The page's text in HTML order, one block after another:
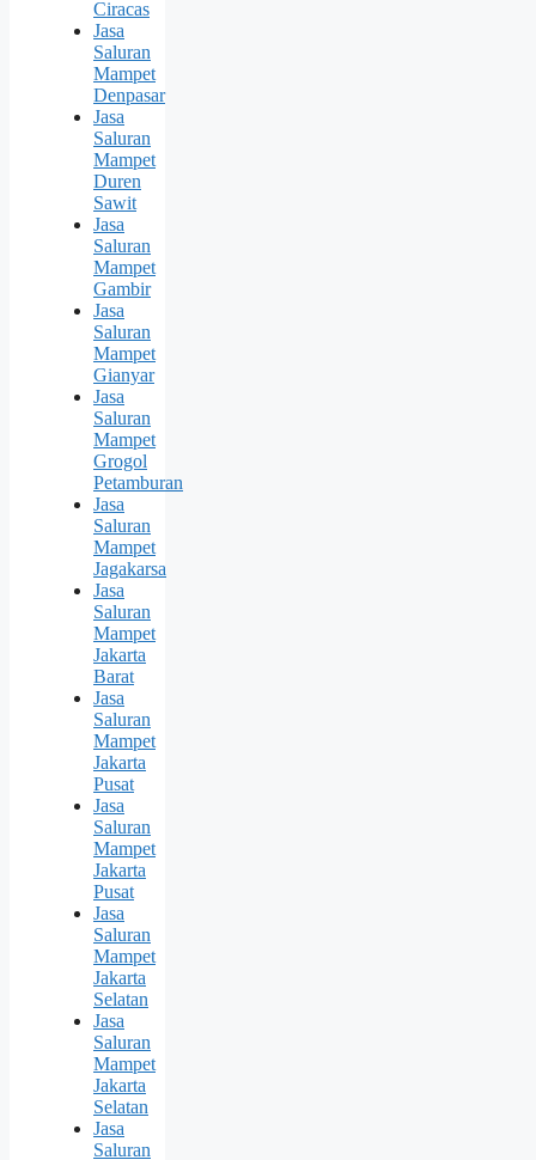
Ciracas
Jasa
Saluran
Mampet
Denpasar
Jasa
Saluran
Mampet
Duren
Sawit
Jasa
Saluran
Mampet
Gambir
Jasa
Saluran
Mampet
Gianyar
Jasa
Saluran
Mampet
Grogol
Petamburan
Jasa
Saluran
Mampet
Jagakarsa
Jasa
Saluran
Mampet
Jakarta
Barat
Jasa
Saluran
Mampet
Jakarta
Pusat
Jasa
Saluran
Mampet
Jakarta
Pusat
Jasa
Saluran
Mampet
Jakarta
Selatan
Jasa
Saluran
Mampet
Jakarta
Selatan
Jasa
Saluran